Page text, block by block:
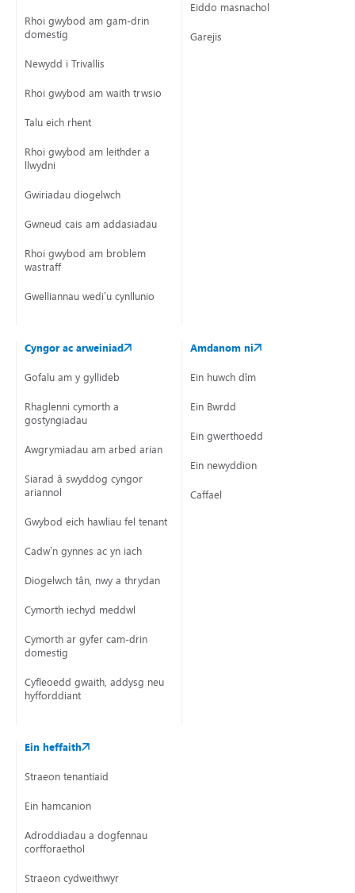
Rhoi gwybod am gam-drin
domestig
Newydd i Trivallis
Rhoi gwybod am waith trwsio
Talu eich rhent
Rhoi gwybod am leithder a
llwydni
Gwiriadau diogelwch
Gwneud cais am addasiadau
Rhoi gwybod am broblem
wastraff
Gwelliannau wedi’u cynllunio
Eiddo masnachol
Garejis
Cyngor ac arweiniad
Gofalu am y gyllideb
Rhaglenni cymorth a
gostyngiadau
Awgrymiadau am arbed arian
Siarad â swyddog cyngor
ariannol
Gwybod eich hawliau fel tenant
Cadw’n gynnes ac yn iach
Diogelwch tân, nwy a thrydan
Cymorth iechyd meddwl
Cymorth ar gyfer cam-drin
domestig
Cyfleoedd gwaith, addysg neu
hyfforddiant
Amdanom ni
Ein huwch dîm
Ein Bwrdd
Ein gwerthoedd
Ein newyddion
Caffael
Ein heffaith
Straeon tenantiaid
Ein hamcanion
Adroddiadau a dogfennau
corfforaethol
Straeon cydweithwyr